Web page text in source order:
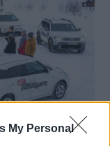
My Personal
totalt 250 mil